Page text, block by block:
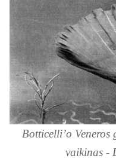
Botticelli’o
vaikinas -